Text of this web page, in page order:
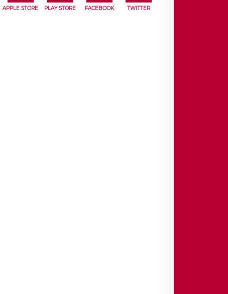
APPLE STORE PLAY STORE FACEBOOK TWITTER